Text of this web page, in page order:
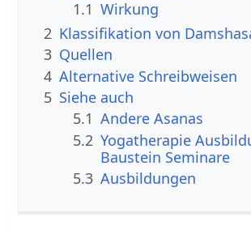
1.1 Wirkung
2 Klassifikation von
3 Quellen
4 Alternative Schreibweisen
5 Siehe auch
5.1 Andere Asanas
5.2 Yogatherapie
Baustein Seminare
5.3 Ausbildungen